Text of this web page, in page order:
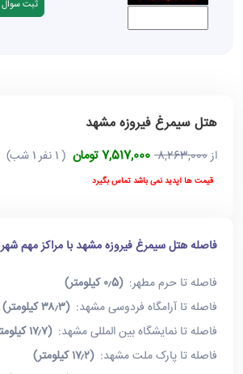
هتل سیمرغ فیروزه مشهد
از8,263,000 7,517,000 تومان ( 1 نفر 1 شب)
قیمت ها آپدید نمی باشد تماس بگیرد
فاصله هتل سیمرغ فیروزه مشهد با مراکز مهم شهر
فاصله تا حرم مطهر:(۰٫5 کیلومتر)
فاصله تا آرامگاه فردوسی مشهد:(۳۸٫۳ کیلومتر)
فاصله تا نمایشگاه بین المللی مشهد:(۱۷٫۷ کیلومتر)
فاصله تا پارک ملت مشهد:(۱۷٫۲ کیلومتر)